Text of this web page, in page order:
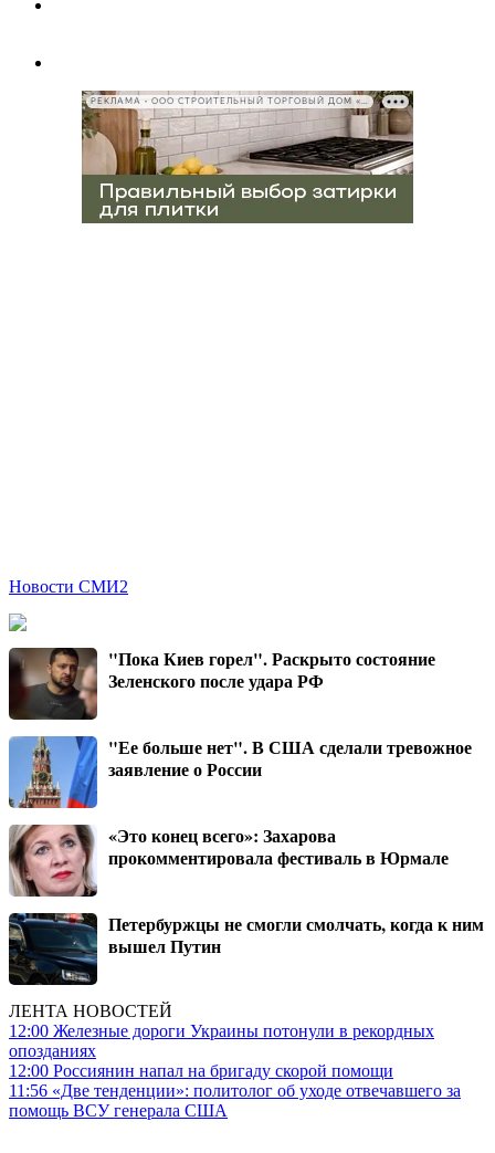
РЕКЛАМА • ООО СТРОИТЕЛЬНЫЙ ТОРГОВЫЙ ДОМ «ПЕТРОВИЧ», ИНН 7802348846
Новости СМИ2
"Пока Киев горел". Раскрыто состояние
Зеленского после удара РФ
"Ее больше нет". В США сделали тревожное
заявление о России
«Это конец всего»: Захарова
прокомментировала фестиваль в Юрмале
Петербуржцы не смогли смолчать, когда к ним
вышел Путин
ЛЕНТА НОВОСТЕЙ
12:00 Железные дороги Украины потонули в рекордных
опозданиях
12:00 Россиянин напал на бригаду скорой помощи
11:56 «Две тенденции»: политолог об уходе отвечавшего за
помощь ВСУ генерала США